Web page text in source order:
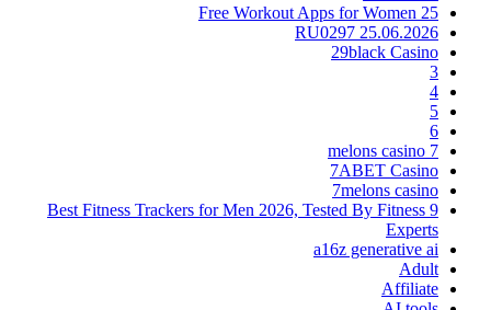
25 Free Workout Apps for Women
25.06.2026 RU0297
29black Casino
3
4
5
6
7 melons casino
7ABET Casino
7melons casino
9 Best Fitness Trackers for Men 2026, Tested By Fitness
Experts
a16z generative ai
Adult
Affiliate